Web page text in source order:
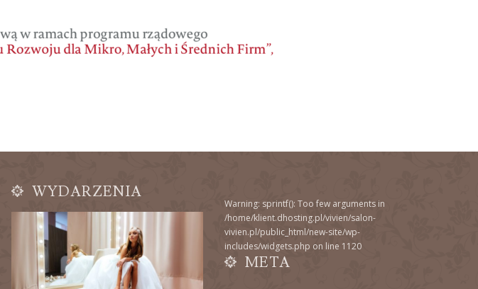
WYDARZENIA
Warning: sprintf(): Too few arguments in
/home/klient.dhosting.pl/vivien/salon-
vivien.pl/public_html/new-site/wp-
includes/widgets.php on line 1120
META